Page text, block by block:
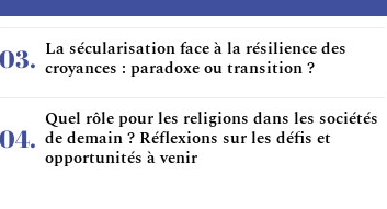
La sécularisation face à la résilience des
croyances : paradoxe ou transition ?
Quel rôle pour les religions dans les sociétés
de demain ? Réflexions sur les défis et
opportunités à venir